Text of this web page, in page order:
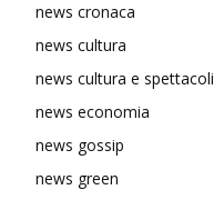
news cronaca
news cultura
news cultura e spettacoli
news economia
news gossip
news green